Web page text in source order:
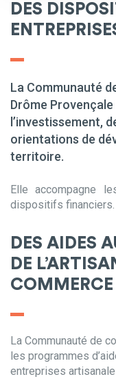
Aides directes
Offres d'emploi
DES
La Communauté
Drôme
l’investissement,
orientations de
territoire.
Elle accompagne
dispositifs financiers.
DES AIDES
DE
COMMERCE
La Communauté de
les programmes
entreprises